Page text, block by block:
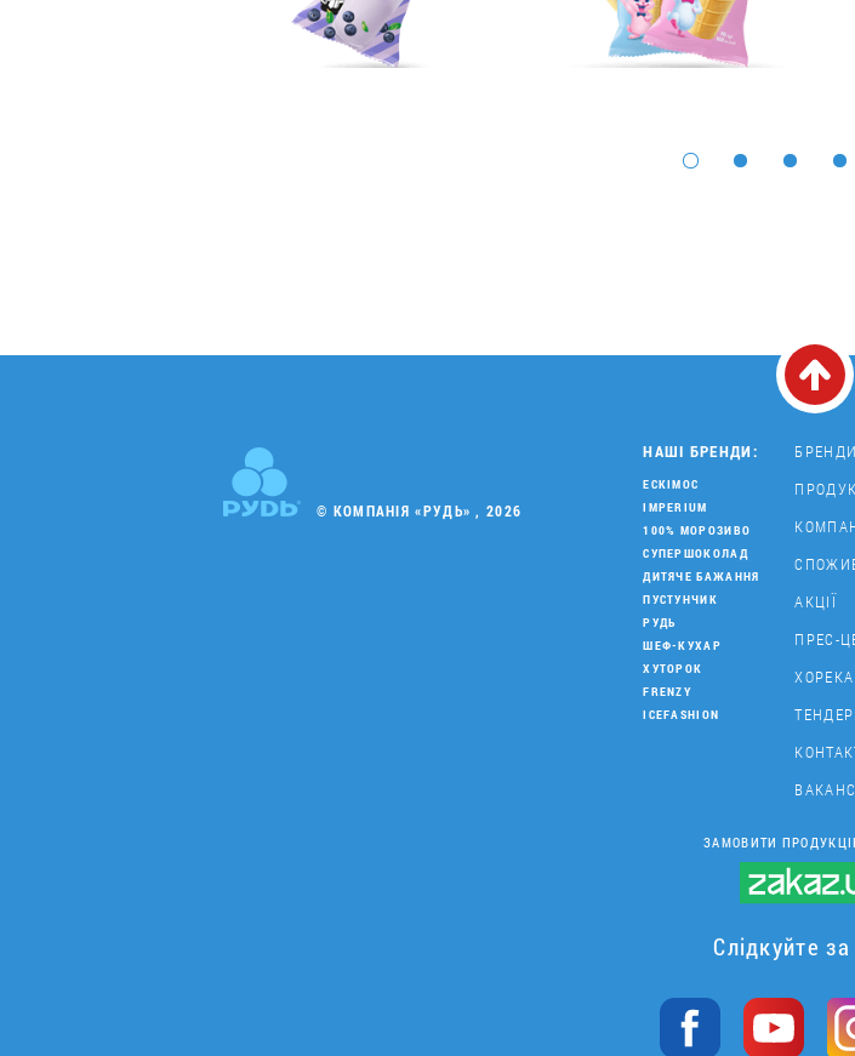
© КОМПАНІЯ «РУДЬ» , 2026
НАШІ БРЕНДИ:
ЕСКІМОС
IMPERIUM
100% МОРОЗИВО
СУПЕРШОКОЛАД
ДИТЯЧЕ БАЖАННЯ
ПУСТУНЧИК
РУДЬ
ШЕФ-КУХАР
ХУТОРОК
FRENZY
ICEFASHION
БРЕНДИ
АКЦІЇ
ПРЕС-
ХОРЕКА
ЗАМОВИТИ
Слідкуйте